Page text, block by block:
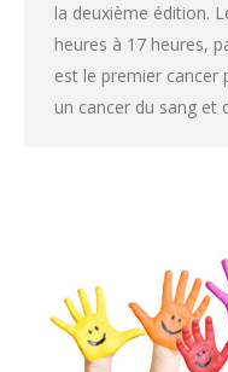
la deuxième édition.
heures à 17 heures,
est le premier cancer
un cancer du sang et